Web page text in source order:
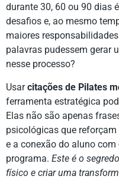
durante 30, 60 ou 90 dias
desafios e, ao mesmo
maiores
palavras pudessem gerar
nesse processo?
Usarcitações de Pilates
ferramenta estratégica
Elas não são apenas
psicológicas que
e a conexão do aluno
programa. Este é o
físico e criar uma